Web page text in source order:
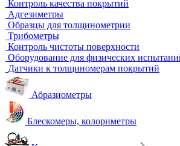
Приборы для контроля состояния
Вихретоковый контроль
Вихретоковые дефектоскопы
Вихретоковые преобразователи
Вихретоковые толщиномеры
Контрольные образцы для
Приборы для измерения
Импедансный контроль
Импедансные дефектоскопы
Тестеры
Контроль изоляции и покрытий
Толщиномеры покрытий
Контроль качества покрытий